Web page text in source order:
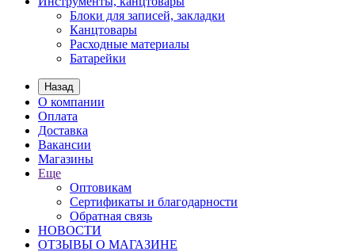
Блоки для записей, закладки
Канцтовары
Расходные материалы
Батарейки
Назад
О компании
Оплата
Доставка
Вакансии
Магазины
Еще
Оптовикам
Сертификаты и благодарности
Обратная связь
НОВОСТИ
ОТЗЫВЫ О МАГАЗИНЕ